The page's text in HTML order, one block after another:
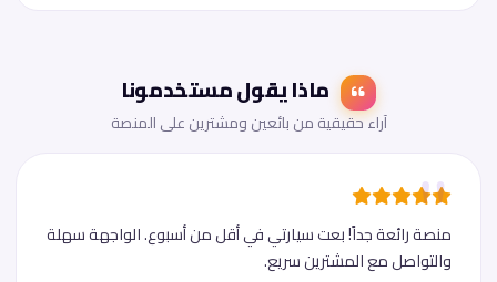
ماذا يقول مستخدمونا
آراء حقيقية من بائعين ومشترين على المنصة
منصة رائعة جداً! بعت سيارتي في أقل من أسبوع. الواجهة سهلة
والتواصل مع المشترين سريع.